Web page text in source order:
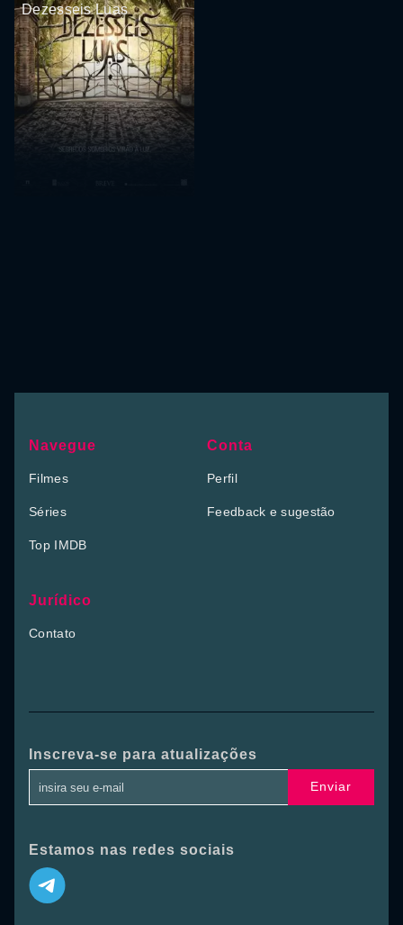
Dezesseis Luas
Navegue
Filmes
Séries
Top IMDB
Conta
Perfil
Feedback e sugestão
Jurídico
Contato
Inscreva-se para atualizações
Enviar
Estamos nas redes sociais